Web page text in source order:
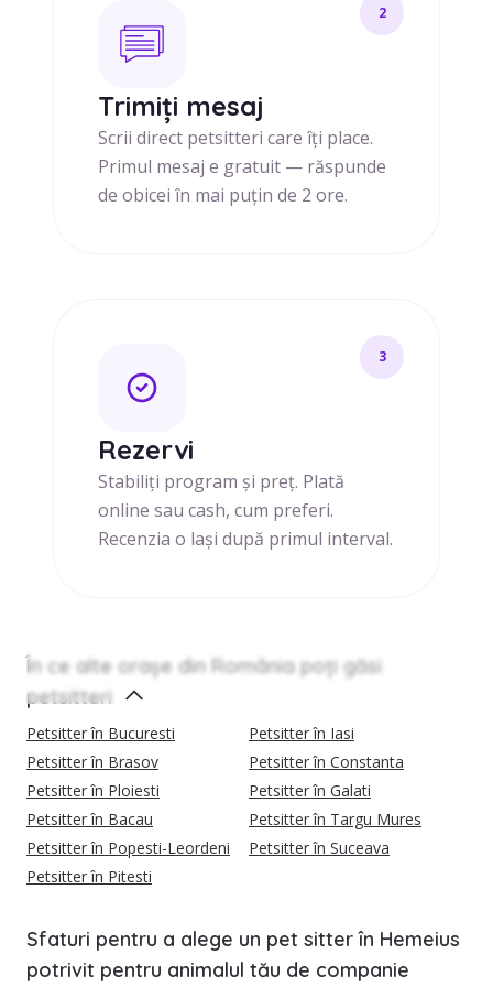
2
Trimiți mesaj
Scrii direct petsitteri care îți place.
Primul mesaj e gratuit — răspunde
de obicei în mai puțin de 2 ore.
3
Rezervi
Stabiliți program și preț. Plată
online sau cash, cum preferi.
Recenzia o lași după primul interval.
În ce alte orașe din România poți găsi
petsitteri
Petsitter în Bucuresti
Petsitter în Iasi
Petsitter în Brasov
Petsitter în Constanta
Petsitter în Ploiesti
Petsitter în Galati
Petsitter în Bacau
Petsitter în Targu Mures
Petsitter în Popesti-Leordeni
Petsitter în Suceava
Petsitter în Pitesti
Sfaturi pentru a alege un pet sitter în Hemeius
potrivit pentru animalul tău de companie